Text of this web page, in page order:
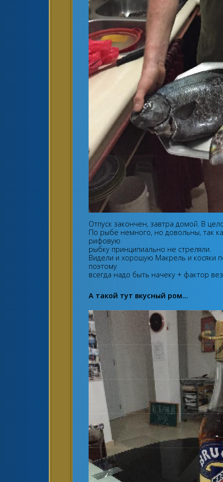
Отпуск закончен, завтра домой. В
По рыбе немного, но довольны, так
рифовую
рыбку принципиально не стреляли.
Видели и хорошую Макрель и косяки
поэтому
всегда надо быть начеку + фактор
А такой тут вкусный ром...